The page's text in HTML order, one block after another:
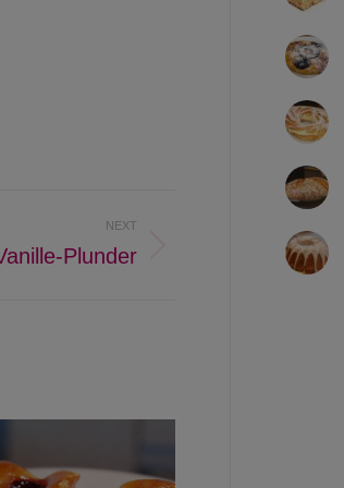
NEXT
Plunder